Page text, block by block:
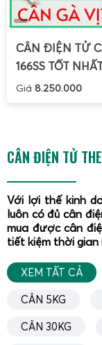
Môi trường làm
nhiệt độ thấp,
CÂN ĐIỆN TỬ
166SS TỐT
Giá 8.250.000
CÂN ĐIỆN TỬ
Với lợi thế kinh
luôn có đủ cân
mua được cân
tiết kiệm thời gian
XEM TẤT CẢ
CÂN 5KG
CÂN 30KG